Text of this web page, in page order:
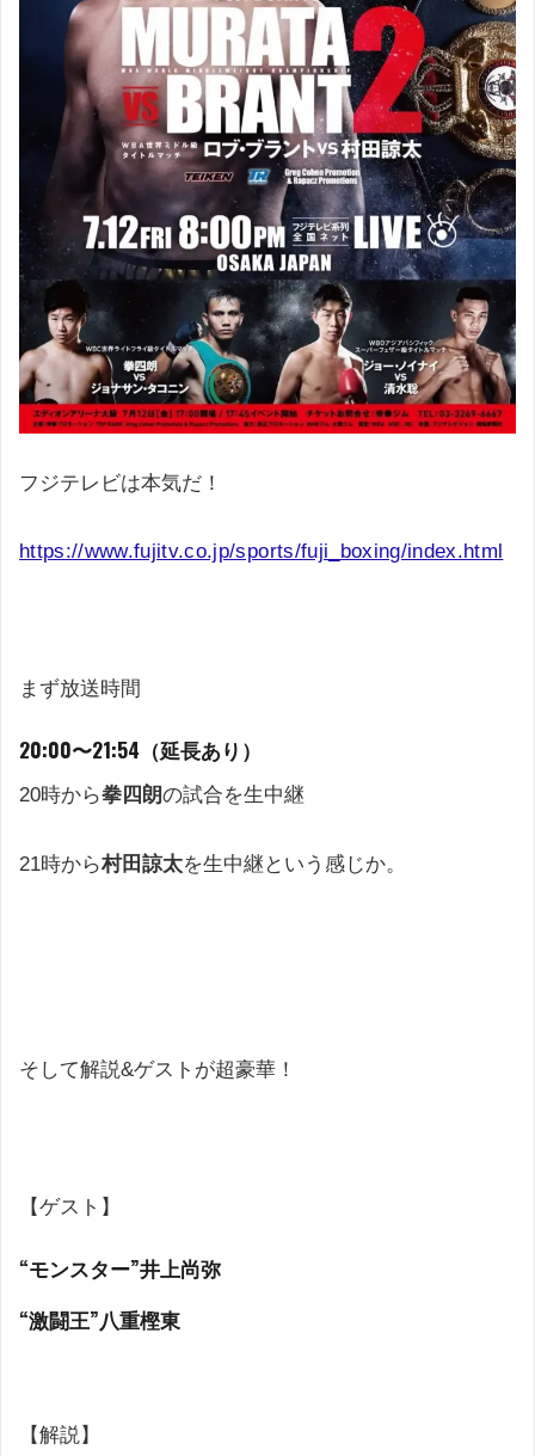
フジテレビは本気だ！
https://www.fujitv.co.jp/sports/fuji_boxing/index.html
まず放送時間
20:00〜21:54（延長あり）
20時から拳四朗の試合を生中継
21時から村田諒太を生中継という感じか。
そして解説&ゲストが超豪華！
【ゲスト】
“モンスター”井上尚弥
“激闘王”八重樫東
【解説】